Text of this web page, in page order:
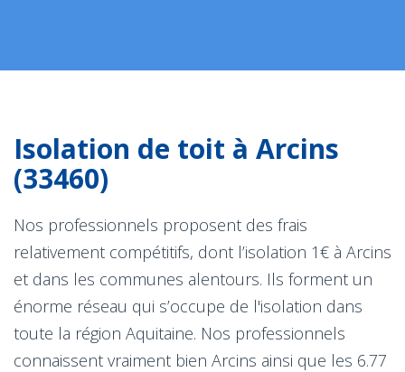
Isolation de toit à Arcins
(33460)
Nos professionnels proposent des frais
relativement compétitifs, dont l’isolation 1€ à Arcins
et dans les communes alentours. Ils forment un
énorme réseau qui s’occupe de l'isolation dans
toute la région Aquitaine. Nos professionnels
connaissent vraiment bien Arcins ainsi que les 6.77